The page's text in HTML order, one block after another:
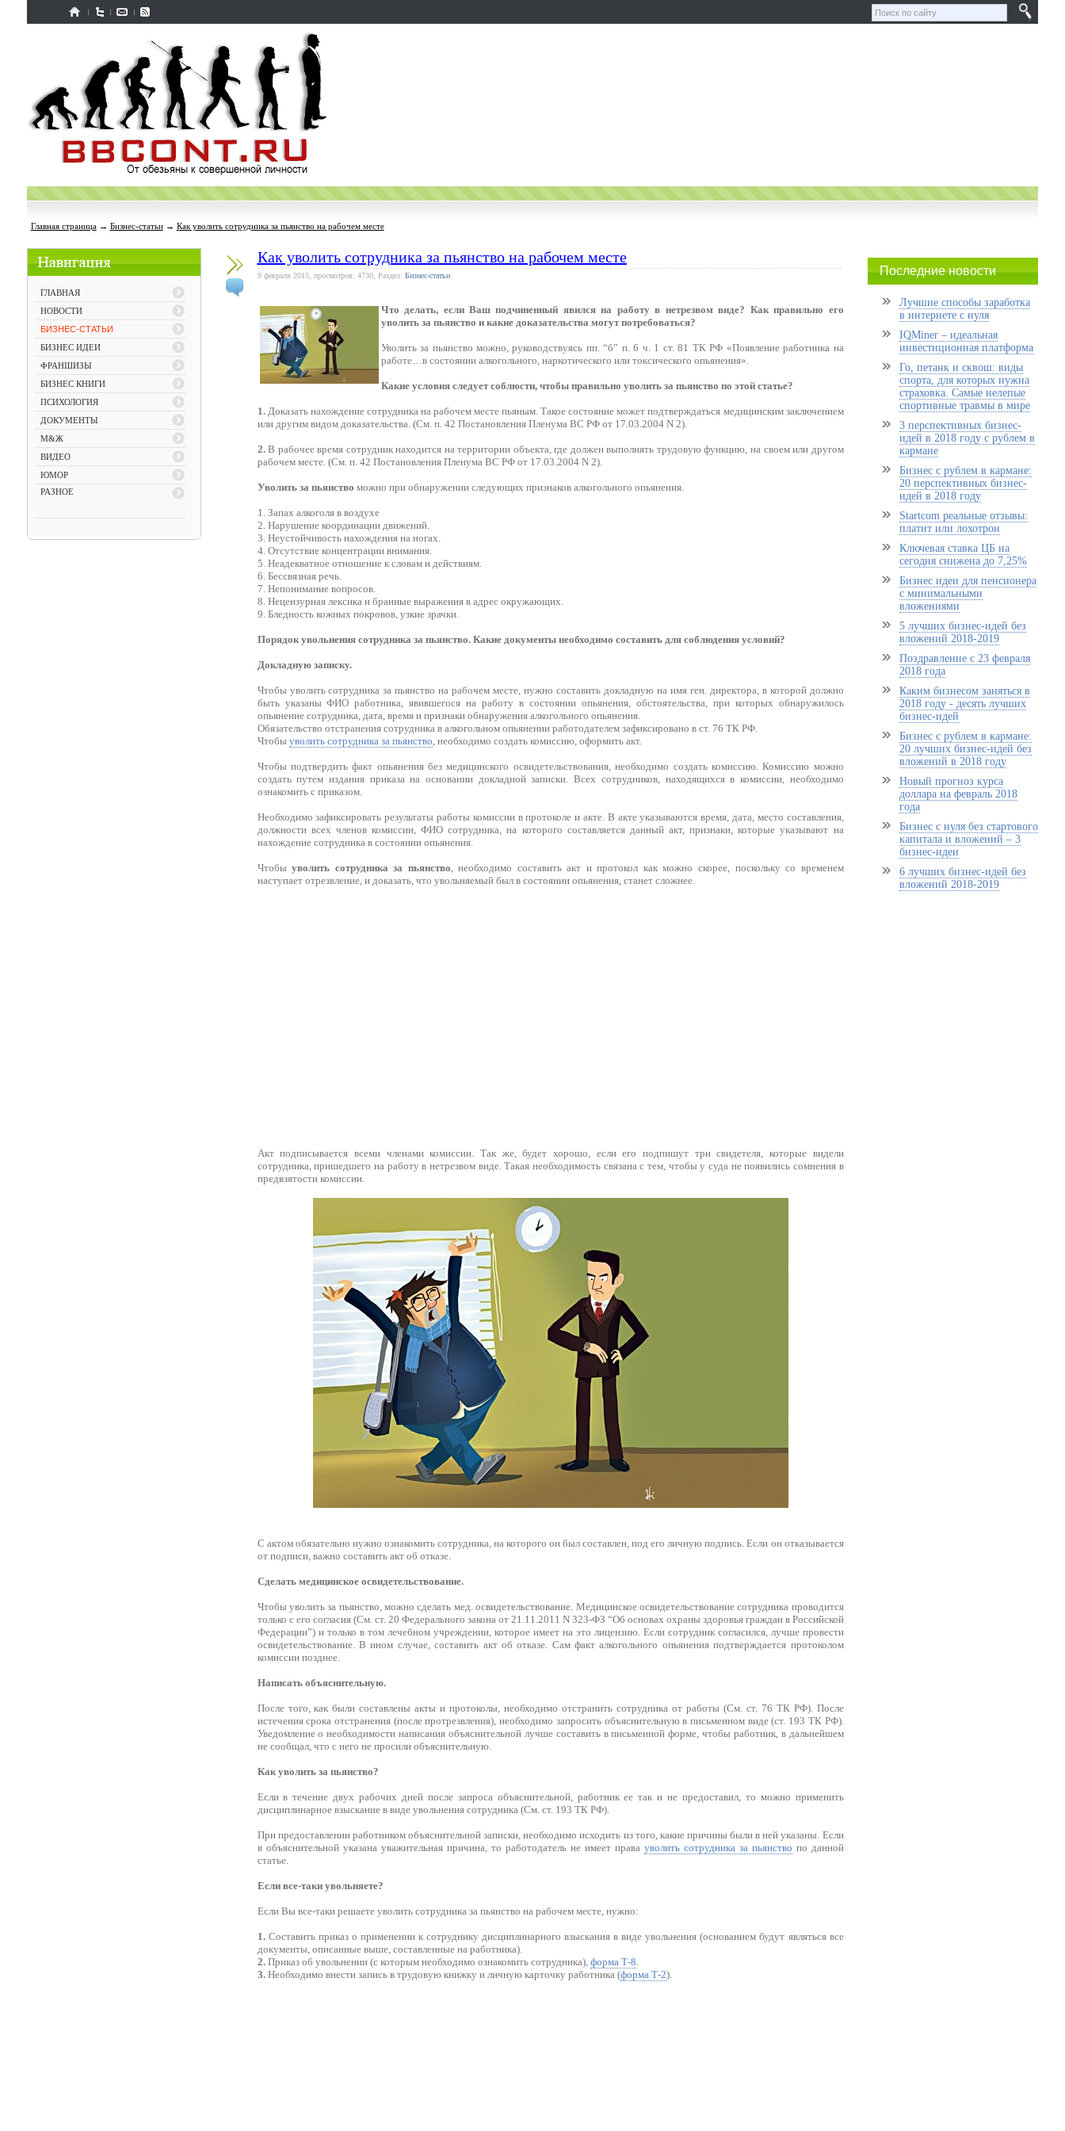
Главная страница→ Бизнес-статьи→ Как уволить сотрудника за пьянство на рабочем месте
ГЛАВНАЯ
НОВОСТИ
БИЗНЕС-СТАТЬИ
БИЗНЕС ИДЕИ
ФРАНШИЗЫ
БИЗНЕС КНИГИ
ПСИХОЛОГИЯ
ДОКУМЕНТЫ
М&Ж
ВИДЕО
ЮМОР
РАЗНОЕ
Как уволить сотрудника за пьянство на рабочем месте
9 февраля 2015, просмотров: 4730, Раздел: Бизнес-статьи
Что делать, если Ваш подчиненный явился на работу в нетрезвом виде? Как правильно его
уволить за пьянство и какие доказательства могут потребоваться?
Уволить за пьянство можно, руководствуясь пп. “б” п. 6 ч. 1 ст. 81 ТК РФ «Появление работника на
работе…в состоянии алкогольного, наркотического или токсического опьянения».
Какие условия следует соблюсти, чтобы правильно уволить за пьянство по этой статье?
1.Доказать нахождение сотрудника на рабочем месте пьяным. Такое состояние может подтверждаться медицинским заключением
или другим видом доказательства. (См. п. 42 Постановления Пленума ВС РФ от 17.03.2004 N 2).
2.В рабочее время сотрудник находится на территории объекта, где должен выполнять трудовую функцию, на своем или другом
рабочем месте. (См. п. 42 Постановления Пленума ВС РФ от 17.03.2004 N 2).
Уволить за пьянство можно при обнаружении следующих признаков алкогольного опьянения.
1. Запах алкоголя в воздухе
2. Нарушение координации движений.
3. Неустойчивость нахождения на ногах.
4. Отсутствие концентрации внимания.
5. Неадекватное отношение к словам и действиям.
6. Бессвязная речь.
7. Непонимание вопросов.
8. Нецензурная лексика и бранные выражения в адрес окружающих.
9. Бледность кожных покровов, узкие зрачки.
Порядок увольнения сотрудника за пьянство. Какие документы необходимо составить для соблюдения условий?
Докладную записку.
Чтобы уволить сотрудника за пьянство на рабочем месте, нужно составить докладную на имя ген. директора, в которой должно
быть указаны ФИО работника, явившегося на работу в состоянии опьянения, обстоятельства, при которых обнаружилось
опьянение сотрудника, дата, время и признаки обнаружения алкогольного опьянения.
Обязательство отстранения сотрудника в алкогольном опьянении работодателем зафиксировано в ст. 76 ТК РФ.
Чтобы уволить сотрудника за пьянство, необходимо создать комиссию, оформить акт.
Чтобы подтвердить факт опьянения без медицинского освидетельствования, необходимо создать комиссию. Комиссию можно
создать путем издания приказа на основании докладной записки. Всех сотрудников, находящихся в комиссии, необходимо
ознакомить с приказом.
Необходимо зафиксировать результаты работы комиссии в протоколе и акте. В акте указываются время, дата, место составления,
должности всех членов комиссии, ФИО сотрудника, на которого составляется данный акт, признаки, которые указывают на
нахождение сотрудника в состоянии опьянения.
Чтобыуволить сотрудника за пьянство, необходимо составить акт и протокол как можно скорее, поскольку со временем
наступает отрезвление, и доказать, что увольняемый был в состоянии опьянения, станет сложнее.
Акт подписывается всеми членами комиссии. Так же, будет хорошо, если его подпишут три свидетеля, которые видели
сотрудника, пришедшего на работу в нетрезвом виде. Такая необходимость связана с тем, чтобы у суда не появились сомнения в
предвзятости комиссии.
С актом обязательно нужно ознакомить сотрудника, на которого он был составлен, под его личную подпись. Если он отказывается
от подписи, важно составить акт об отказе.
Сделать медицинское освидетельствование.
Чтобы уволить за пьянство, можно сделать мед. освидетельствование. Медицинское освидетельствование сотрудника проводится
только с его согласия (См. ст. 20 Федерального закона от 21.11.2011 N 323-ФЗ “Об основах охраны здоровья граждан в Российской
Федерации”) и только в том лечебном учреждении, которое имеет на это лицензию. Если сотрудник согласился, лучше провести
освидетельствование. В ином случае, составить акт об отказе. Сам факт алкогольного опьянения подтверждается протоколом
комиссии позднее.
Написать объяснительную.
После того, как были составлены акты и протоколы, необходимо отстранить сотрудника от работы (См. ст. 76 ТК РФ). После
истечения срока отстранения (после протрезвления), необходимо запросить объяснительную в письменном виде (ст. 193 ТК РФ).
Уведомление о необходимости написания объяснительной лучше составить в письменной форме, чтобы работник, в дальнейшем
не сообщал, что с него не просили объяснительную.
Как уволить за пьянство?
Если в течение двух рабочих дней после запроса объяснительной, работник ее так и не предоставил, то можно применить
дисциплинарное взыскание в виде увольнения сотрудника (См. ст. 193 ТК РФ).
При предоставлении работником объяснительной записки, необходимо исходить из того, какие причины были в ней указаны. Если
в объяснительной указана уважительная причина, то работодатель не имеет права уволить сотрудника за пьянство по данной
статье.
Если все-таки увольняете?
Если Вы все-таки решаете уволить сотрудника за пьянство на рабочем месте, нужно:
1.Составить приказ о применении к сотруднику дисциплинарного взыскания в виде увольнения (основанием будут являться все
документы, описанные выше, составленные на работника).
2.Приказ об увольнении (с которым необходимо ознакомить сотрудника), форма Т-8
3.Необходимо внести запись в трудовую книжку и личную карточку работника (форма Т-2).
Последние новости
Лучшие способы заработка
в интернете с нуля
IQMiner – идеальная
инвестиционная платформа
Го, петанк и сквош: виды
спорта, для которых нужна
страховка. Самые нелепые
спортивные травмы в мире
3 перспективных бизнес-
идей в 2018 году с рублем в
кармане
Бизнес с рублем в кармане:
20 перспективных бизнес-
идей в 2018 году
Startcom реальные отзывы:
платит или лохотрон
Ключевая ставка ЦБ на
сегодня снижена до 7,25%
Бизнес идеи для пенсионера
с минимальными
вложениями
5 лучших бизнес-идей без
вложений 2018-2019
Поздравление с 23 февраля
2018 года
Каким бизнесом заняться в
2018 году - десять лучших
бизнес-идей
Бизнес с рублем в кармане:
20 лучших бизнес-идей без
вложений в 2018 году
Новый прогноз курса
доллара на февраль 2018
года
Бизнес с нуля без стартового
капитала и вложений – 3
бизнес-идеи
6 лучших бизнес-идей без
вложений 2018-2019